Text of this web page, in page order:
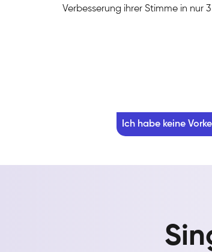
Verbesserung ihrer Stimme in nur
Ich habe keine